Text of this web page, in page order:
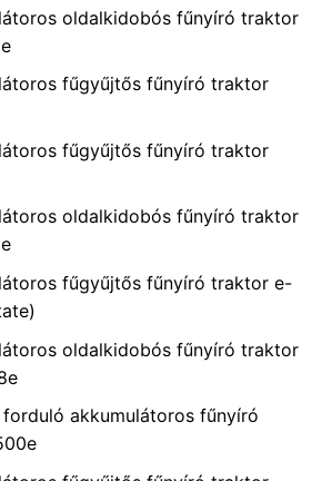
oldalkidobós fűnyíró traktor
fűgyűjtős fűnyíró traktor
fűgyűjtős fűnyíró traktor
oldalkidobós fűnyíró traktor
fűgyűjtős fűnyíró traktor e-
oldalkidobós fűnyíró traktor
forduló akkumulátoros fűnyíró